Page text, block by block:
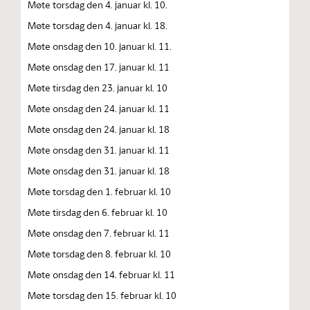
Møte torsdag den 4. januar kl. 10.
Møte torsdag den 4. januar kl. 18.
Møte onsdag den 10. januar kl. 11.
Møte onsdag den 17. januar kl. 11
Møte tirsdag den 23. januar kl. 10
Møte onsdag den 24. januar kl. 11
Møte onsdag den 24. januar kl. 18
Møte onsdag den 31. januar kl. 11
Møte onsdag den 31. januar kl. 18
Møte torsdag den 1. februar kl. 10
Møte tirsdag den 6. februar kl. 10
Møte onsdag den 7. februar kl. 11
Møte torsdag den 8. februar kl. 10
Møte onsdag den 14. februar kl. 11
Møte torsdag den 15. februar kl. 10